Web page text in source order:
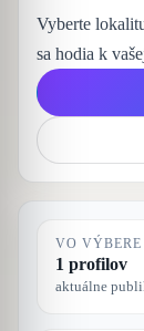
Vyberte
sa hodia k
VO VÝBERE
1 profilov
aktuálne